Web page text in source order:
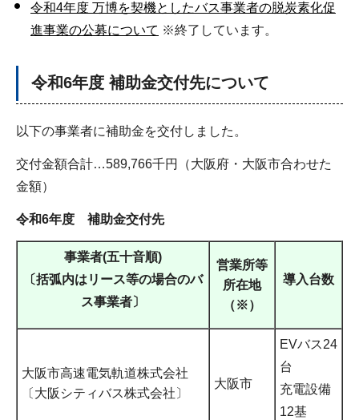
令和4年度 万博を契機としたバス事業者の脱炭素化促
進事業の公募について ※終了しています。
令和6年度 補助金交付先について
以下の事業者に補助金を交付しました。
交付金額合計…589,766千円（大阪府・大阪市合わせた
金額）
令和6年度 補助金交付先
事業者(五十音順)
〔括弧内はリース等の場合のバ
ス事業者〕
営業所等
所在地
（※）
導入台数
大阪市高速電気軌道株式会社
〔大阪シティバス株式会社〕
大阪市
EVバス24
台
充電設備
12基